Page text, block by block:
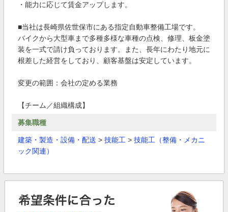
・能力に応じて賃金アップします。
■当社は長崎県佐世保市にある指定自動車整備工場です。
バイクから大型車まで多種多様な車種の点検、修理、板金塗
装を一式で請け負っております。また、長年にわたり地元に
根差した経営をしており、顧客基盤は安定しています。
変更の範囲：会社の定める業務
【チーム／組織構成】
募集職種
建築・製造・設備・配送 > 技能工 > 技能工（整備・メカニ
ック関連）